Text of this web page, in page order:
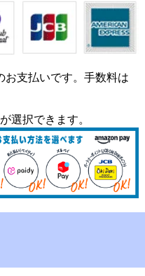
お支払いです。手数料は
選択できます。